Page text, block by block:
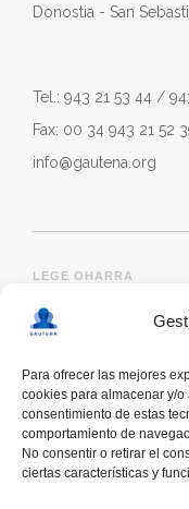
Para ofrecer las mejores
cookies para almacenar y/
consentimiento de estas
comportamiento de
No consentir o retirar el
ciertas características y
Donostia - San
Tel.: 943 21 53 44 /
Fax: 00 34 943 21 52
info@gautena.org
LEGE OHARRA
deskonektapp